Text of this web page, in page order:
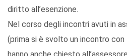
diritto all’esenzione.
Nel corso degli incontri avuti in
(prima si è svolto un incontro con